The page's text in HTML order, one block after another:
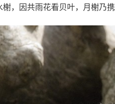
，因共雨花看贝叶，月榭乃